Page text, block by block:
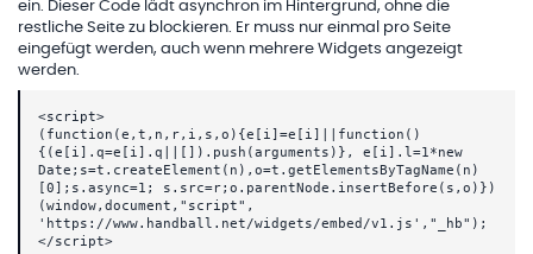
ein. Dieser Code lädt asynchron im Hintergrund, ohne die
restliche Seite zu blockieren. Er muss nur einmal pro Seite
eingefügt werden, auch wenn mehrere Widgets angezeigt
werden.
<script>
(function(e,t,n,r,i,s,o){e[i]=e[i]||function()
{(e[i].q=e[i].q||[]).push(arguments)}, e[i].l=1*new
Date;s=t.createElement(n),o=t.getElementsByTagName(n)
[0];s.async=1; s.src=r;o.parentNode.insertBefore(s,o)})
(window,document,"script",
'https://www.handball.net/widgets/embed/v1.js',"_hb");
</script>